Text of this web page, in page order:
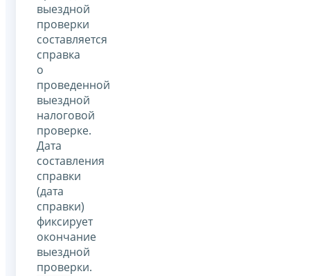
выездной
проверки
составляется
справка
о
проведенной
выездной
налоговой
проверке.
Дата
составления
справки
(дата
справки)
фиксирует
окончание
выездной
проверки.